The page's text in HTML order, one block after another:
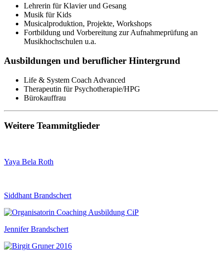
Lehrerin für Klavier und Gesang
Musik für Kids
Musicalproduktion, Projekte, Workshops
Fortbildung und Vorbereitung zur Aufnahmeprüfung an
Musikhochschulen u.a.
Ausbildungen und beruflicher Hintergrund
Life & System Coach Advanced
Therapeutin für Psychotherapie/HPG
Bürokauffrau
Weitere Teammitglieder
Yaya Bela Roth
Siddhant Brandschert
Jennifer Brandschert